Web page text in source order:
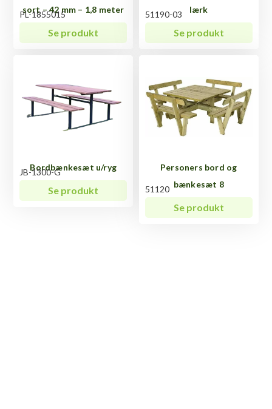
sort – 42 mm – 1,8 meter
PL-1855015
Se produkt
lærk
51190-03
Se produkt
Bordbænkesæt u/ryg
JB-1300-G
Se produkt
Personers bord og
bænkesæt 8
51120
Se produkt